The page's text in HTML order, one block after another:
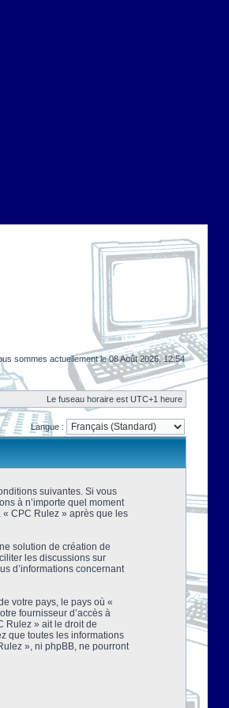
sommes actuellement le 08 Août 2026, 12:54
Le fuseau horaire est UTC+1 heure
Langue :
suivantes. Si vous
à n’importe quel moment
CPC Rulez » après que les
solution de création de
les discussions sur
d’informations concernant
votre pays, le pays où «
fournisseur d’accès à
Rulez » ait le droit de
que toutes les informations
», ni phpBB, ne pourront